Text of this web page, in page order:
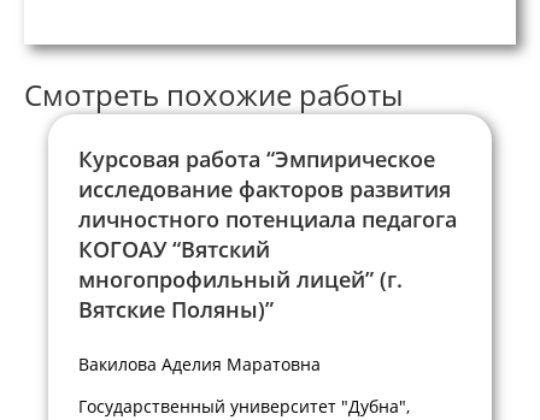
Смотреть похожие работы
Курсовая работа “Эмпирическое
исследование факторов развития
личностного потенциала педагога
КОГОАУ “Вятский
многопрофильный лицей” (г.
Вятские Поляны)”
Вакилова Аделия Маратовна
Государственный университет "Дубна",